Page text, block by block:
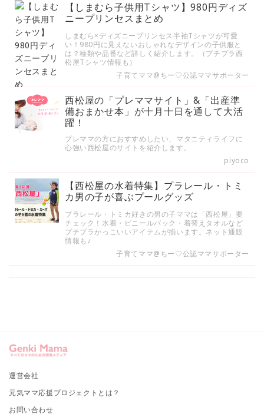
【しまむら子供用Tシャツ】980円ディズ
ニープリンセスまとめ
しまむら×ディズニープリンセス半袖Tシャツが可愛
い！980円に見えないおしゃれなデザインの子供服と
は？種類や品番など詳しく紹介します。（プチプラ西
松屋Tシャツ情報も）
子育てママ@ちー♡公認ママサポーター
西松屋の「プレママサイト」&「出産準
備おまかせ本」が十月十日を通して大活
躍！
プレママの方におすすめしたい、マタニティライフに
心強い西松屋のサイトを紹介します。
piyoco
【西松屋の水着特集】プラレール・トミ
カ男の子が喜ぶプールグッズ
プラレール・トミカ好きの男の子ママは「西松屋」要
チェック！水着・ビニールバック・着替えタオルなど
プチプラかっこいいアイテムが揃います。ネット通販
情報も♪
子育てママ@ちー♡公認ママサポーター
運営会社
元気ママ応援プロジェクトとは？
お問い合わせ